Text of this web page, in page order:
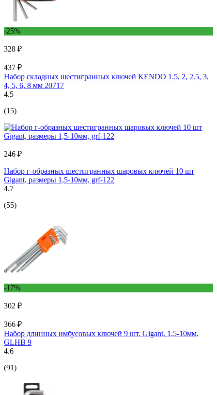
-25%
328 ₽
437 ₽
Набор складных шестигранных ключей KENDO 1.5, 2, 2.5, 3,
4, 5, 6, 8 мм 20717
4.5
(15)
246 ₽
Набор г-образных шестигранных шаровых ключей 10 шт
Gigant, размеры 1,5-10мм, grf-122
4.7
(55)
-17%
302 ₽
366 ₽
Набор длинных имбусовых ключей 9 шт. Gigant, 1,5-10мм,
GLHB 9
4.6
(91)